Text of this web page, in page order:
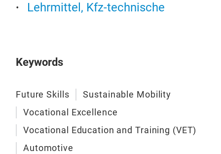
Lehrmittel, Kfz-technische
Keywords
Future Skills
Sustainable Mobility
Vocational Excellence
Vocational Education and Training (VET)
Automotive